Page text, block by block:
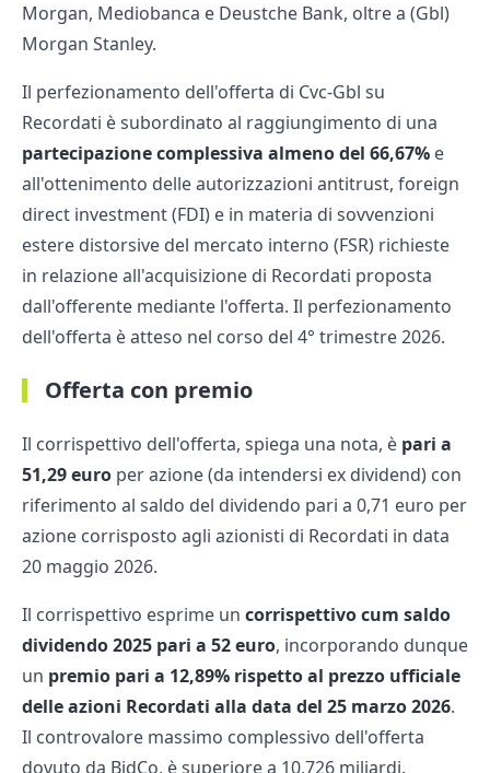
Morgan, Mediobanca e Deustche Bank, oltre a (Gbl)
Morgan Stanley.
Il perfezionamento dell'offerta di Cvc-Gbl su
Recordati è subordinato al raggiungimento di una
partecipazione complessiva almeno del 66,67% e
all'ottenimento delle autorizzazioni antitrust, foreign
direct investment (FDI) e in materia di sovvenzioni
estere distorsive del mercato interno (FSR) richieste
in relazione all'acquisizione di Recordati proposta
dall'offerente mediante l'offerta. Il perfezionamento
dell'offerta è atteso nel corso del 4° trimestre 2026.
Offerta con premio
Il corrispettivo dell'offerta, spiega una nota, è pari a
51,29 euro per azione (da intendersi ex dividend) con
riferimento al saldo del dividendo pari a 0,71 euro per
azione corrisposto agli azionisti di Recordati in data
20 maggio 2026.
Il corrispettivo esprime un corrispettivo cum saldo
dividendo 2025 pari a 52 euro, incorporando dunque
un premio pari a 12,89% rispetto al prezzo ufficiale
delle azioni Recordati alla data del 25 marzo 2026.
Il controvalore massimo complessivo dell'offerta
dovuto da BidCo, è superiore a 10,726 miliardi.